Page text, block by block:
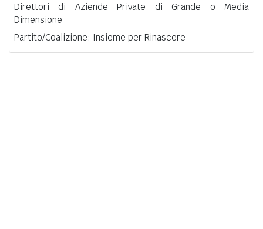
Direttori di Aziende Private di Grande o Media
Dimensione
Partito/Coalizione: Insieme per Rinascere